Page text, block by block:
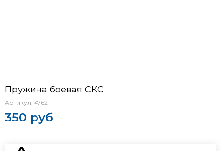
Пружина боевая СКС
Артикул: 4762
350 руб